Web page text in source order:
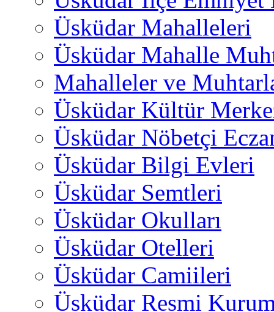
Üsküdar Mahalleleri
Üsküdar Mahalle
Mahalleler ve
Üsküdar Kültür
Üsküdar Nöbetçi
Üsküdar Bilgi Evleri
Üsküdar Semtleri
Üsküdar Okulları
Üsküdar Otelleri
Üsküdar Camiileri
Üsküdar Resmi